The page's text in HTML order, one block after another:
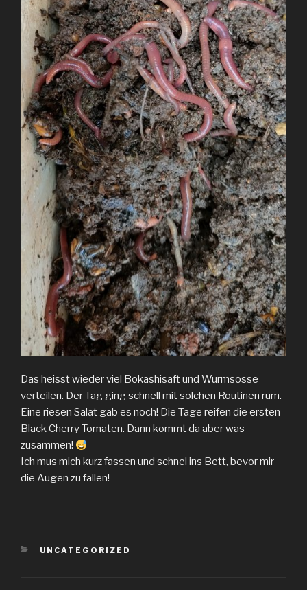
Das heisst wieder viel Bokashisaft und Wurmsosse
verteilen. Der Tag ging schnell mit solchen Routinen rum.
Eine riesen Salat gab es noch! Die Tage reifen die ersten
Black Cherry Tomaten. Dann kommt da aber was
zusammen!
Ich mus mich kurz fassen und schnel ins Bett, bevor mir
die Augen zu fallen!
KATEGORIEN
UNCATEGORIZED